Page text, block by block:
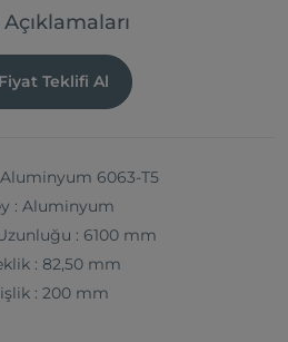
Fiyat Teklifi Al
6063-T5
: Aluminyum
: 6100 mm
: 82,50 mm
: 200 mm